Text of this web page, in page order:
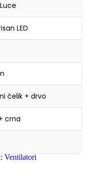
LED
čelik + drvo
crna
Ventilatori